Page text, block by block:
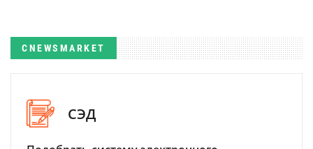
CNEWSMARKET
СЭД